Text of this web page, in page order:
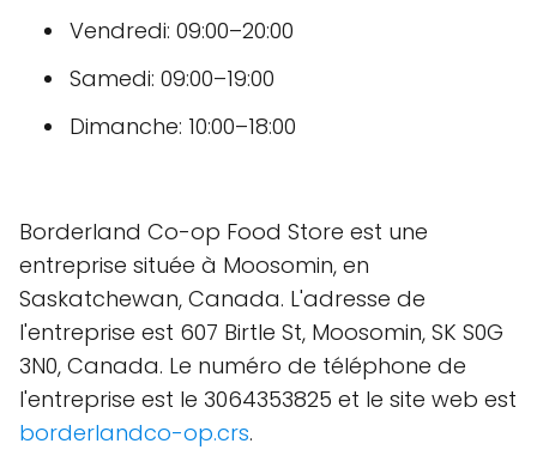
Vendredi: 09:00–20:00
Samedi: 09:00–19:00
Dimanche: 10:00–18:00
Borderland Co-op Food Store est une
entreprise située à Moosomin, en
Saskatchewan, Canada. L'adresse de
l'entreprise est 607 Birtle St, Moosomin, SK S0G
3N0, Canada. Le numéro de téléphone de
l'entreprise est le 3064353825 et le site web est
borderlandco-op.crs.